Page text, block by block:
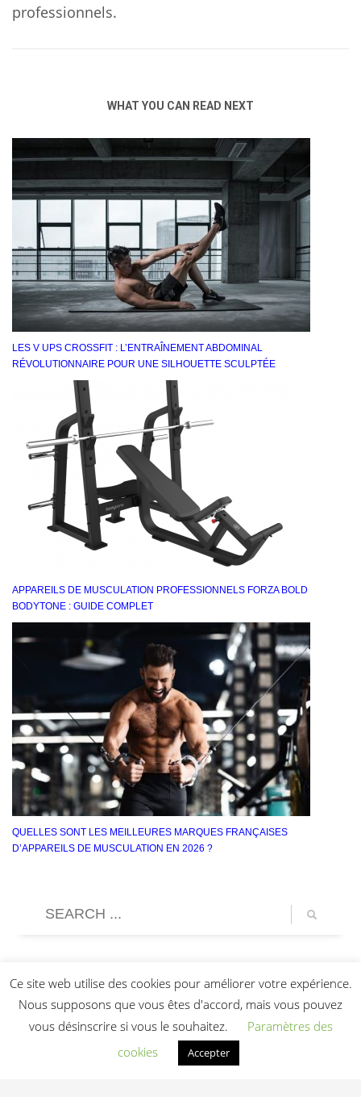
professionnels.
WHAT YOU CAN READ NEXT
LES V UPS CROSSFIT : L’ENTRAÎNEMENT ABDOMINAL
RÉVOLUTIONNAIRE POUR UNE SILHOUETTE SCULPTÉE
APPAREILS DE MUSCULATION PROFESSIONNELS FORZA BOLD
BODYTONE : GUIDE COMPLET
QUELLES SONT LES MEILLEURES MARQUES FRANÇAISES
D’APPAREILS DE MUSCULATION EN 2026 ?
Ce site web utilise des cookies pour améliorer votre expérience.
Nous supposons que vous êtes d'accord, mais vous pouvez
vous désinscrire si vous le souhaitez.
Paramètres des
cookies
Accepter